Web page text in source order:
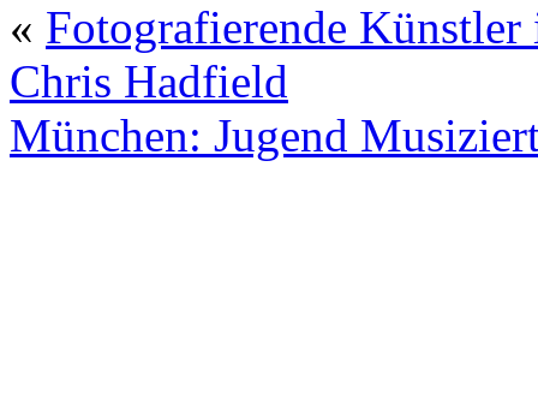
« Fotografierende
Chris Hadfield
München: Jugend